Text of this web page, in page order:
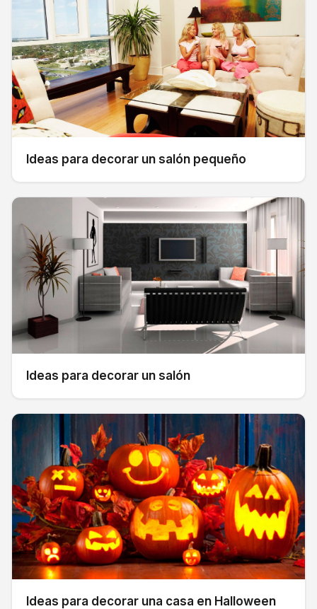
Ideas para decorar un salón pequeño
Ideas para decorar un salón
Ideas para decorar una casa en Halloween